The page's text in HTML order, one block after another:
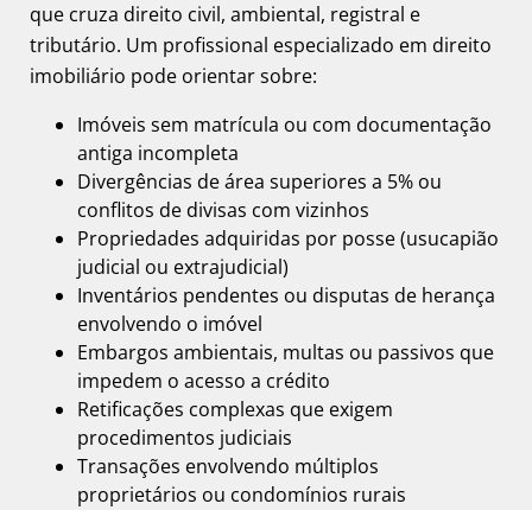
que cruza direito civil, ambiental, registral e
tributário. Um profissional especializado em direito
imobiliário pode orientar sobre:
Imóveis sem matrícula ou com documentação
antiga incompleta
Divergências de área superiores a 5% ou
conflitos de divisas com vizinhos
Propriedades adquiridas por posse (usucapião
judicial ou extrajudicial)
Inventários pendentes ou disputas de herança
envolvendo o imóvel
Embargos ambientais, multas ou passivos que
impedem o acesso a crédito
Retificações complexas que exigem
procedimentos judiciais
Transações envolvendo múltiplos
proprietários ou condomínios rurais